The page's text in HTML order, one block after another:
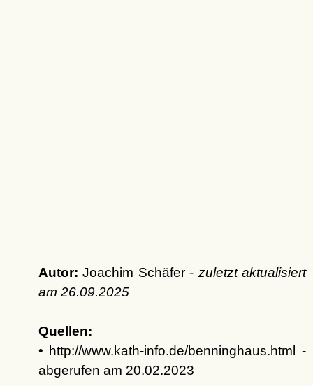
Autor: Joachim Schäfer - zuletzt aktualisiert
am 26.09.2025
Quellen:
• http://www.kath-info.de/benninghaus.html -
abgerufen am 20.02.2023